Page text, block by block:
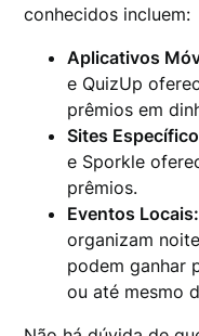
conhecidos incluem:
Aplicativos
e QuizUp
prêmios em
Sites
e Sporkle
prêmios.
Eventos Locais:
organizam
podem ganhar
ou até mesmo